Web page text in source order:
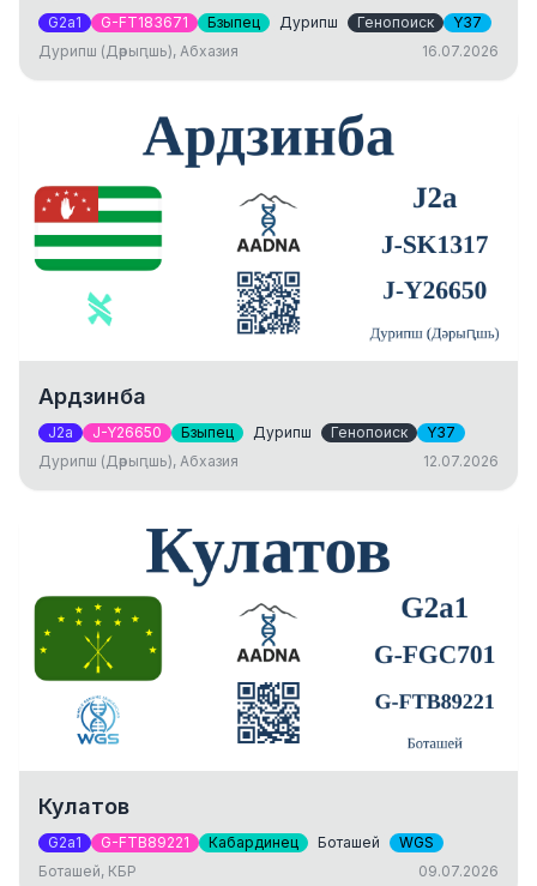
G2a1 G-FT183671 Бзыпец Дурипш Генопоиск
Y37
Дурипш (Дәрыԥшь), Абхазия
16.07.2026
Ардзинба
J2a J-Y26650 Бзыпец Дурипш Генопоиск
Y37
Дурипш (Дәрыԥшь), Абхазия
12.07.2026
Кулатов
G2a1 G-FTB89221 Кабардинец Боташей
WGS
Боташей, КБР
09.07.2026